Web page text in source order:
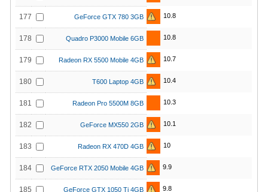
177 GeForce GTX 780 3GB 10.8
178 Quadro P3000 Mobile 6GB 10.8
179 Radeon RX 5500 Mobile 4GB 10.7
180 T600 Laptop 4GB 10.4
181 Radeon Pro 5500M 8GB 10.3
182 GeForce MX550 2GB 10.1
183 Radeon RX 470D 4GB 10
184 GeForce RTX 2050 Mobile 4GB 9.9
185 GeForce GTX 1050 Ti 4GB 9.8